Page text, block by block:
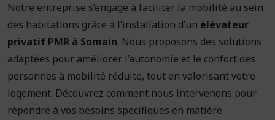
Notre entreprise s’engage à faciliter la mobilité au sein
des habitations grâce à l’installation d’un élévateur
privatif PMR à Somain. Nous proposons des solutions
adaptées pour améliorer l’autonomie et le confort des
personnes à mobilité réduite, tout en valorisant votre
logement. Découvrez comment nous intervenons pour
répondre à vos besoins spécifiques en matière